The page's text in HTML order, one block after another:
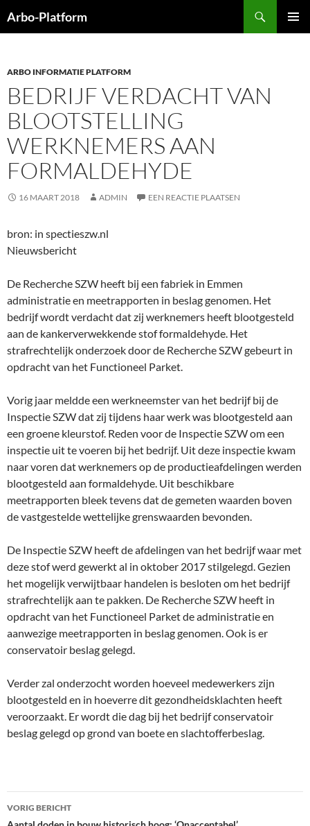
naar
Arbo-Platform
ARBO INFORMATIE PLATFORM
BEDRIJF VERDACHT VAN
BLOOTSTELLING
WERKNEMERS AAN
FORMALDEHYDE
16 MAART 2018 ADMIN EEN REACTIE PLAATSEN
bron: in spectieszw.nl
Nieuwsbericht
De Recherche SZW heeft bij een fabriek in Emmen
administratie en meetrapporten in beslag genomen. Het
bedrijf wordt verdacht dat zij werknemers heeft blootgesteld
aan de kankerverwekkende stof formaldehyde. Het
strafrechtelijk onderzoek door de Recherche SZW gebeurt in
opdracht van het Functioneel Parket.
Vorig jaar meldde een werkneemster van het bedrijf bij de
Inspectie SZW dat zij tijdens haar werk was blootgesteld aan
een groene kleurstof. Reden voor de Inspectie SZW om een
inspectie uit te voeren bij het bedrijf. Uit deze inspectie kwam
naar voren dat werknemers op de productieafdelingen werden
blootgesteld aan formaldehyde. Uit beschikbare
meetrapporten bleek tevens dat de gemeten waarden boven
de vastgestelde wettelijke grenswaarden bevonden.
De Inspectie SZW heeft de afdelingen van het bedrijf waar met
deze stof werd gewerkt al in oktober 2017 stilgelegd. Gezien
het mogelijk verwijtbaar handelen is besloten om het bedrijf
strafrechtelijk aan te pakken. De Recherche SZW heeft in
opdracht van het Functioneel Parket de administratie en
aanwezige meetrapporten in beslag genomen. Ook is er
conservatoir beslag gelegd.
Verder zal onderzocht worden hoeveel medewerkers zijn
blootgesteld en in hoeverre dit gezondheidsklachten heeft
veroorzaakt. Er wordt die dag bij het bedrijf conservatoir
beslag gelegd op grond van boete en slachtofferbeslag.
Bericht
VORIG BERICHT